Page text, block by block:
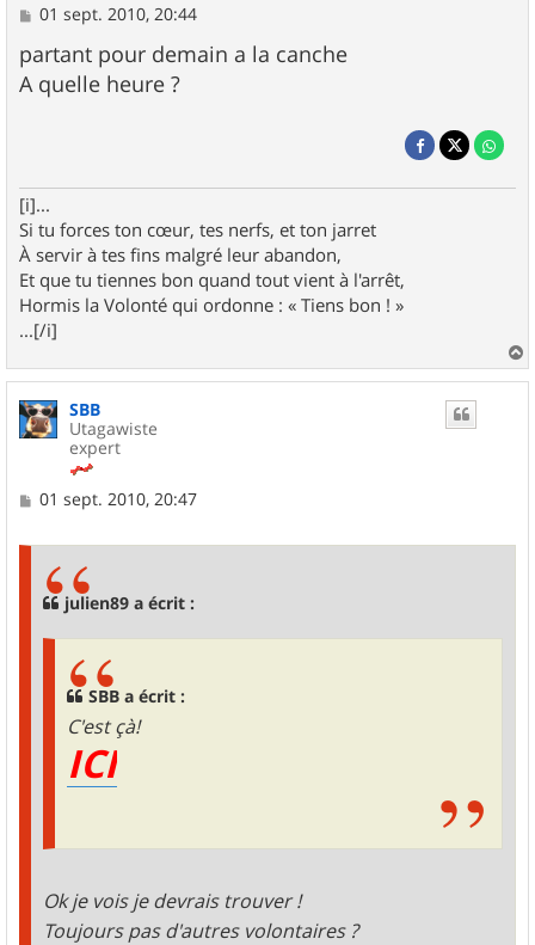
M
s
s
a
01 sept. 2010, 20:44
partant pour demain a la canche
A quelle heure ?
[i]...
Si tu forces ton cœur, tes nerfs, et ton jarret
À servir à tes fins malgré leur abandon,
Et que tu tiennes bon quand tout vient à l'arrêt,
Hormis la Volonté qui ordonne : « Tiens bon ! »
...[/i]
a
SBB
Utagawiste
expert
M
01 sept. 2010, 20:47
julien89 a écrit :
SBB a écrit :
C'est çà!
ICI
Ok je vois je devrais trouver !
Toujours pas d'autres volontaires ?